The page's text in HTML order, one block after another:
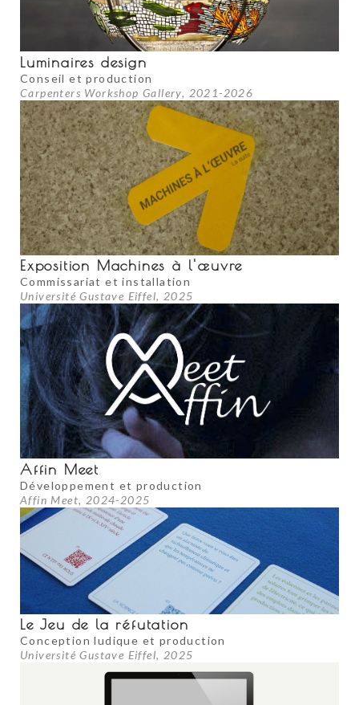
Luminaires design
Conseil et production
Carpenters Workshop Gallery, 2021-2026
Exposition Machines à l'œuvre
Commissariat et installation
Université Gustave Eiffel, 2025
Affin Meet
Développement et production
Affin Meet, 2024-2025
Le Jeu de la réfutation
Conception ludique et production
Université Gustave Eiffel, 2025